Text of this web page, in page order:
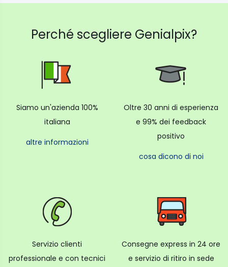
Perché scegliere Genialpix?
Siamo un'azienda 100%
italiana
altre informazioni
Oltre 30 anni di esperienza
e 99% dei feedback
positivo
cosa dicono di noi
Servizio clienti
professionale e con tecnici
Consegne express in 24 ore
e servizio di ritiro in sede